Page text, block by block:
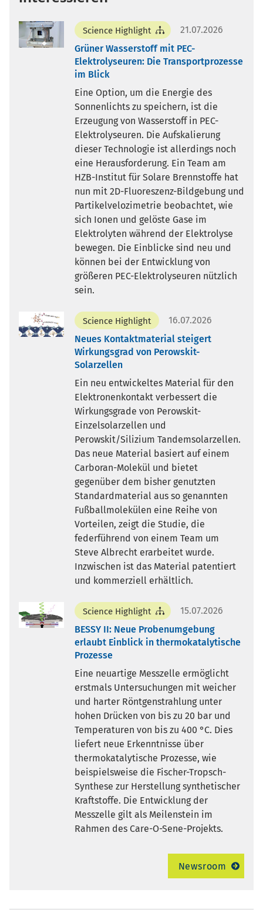
Science Highlight
21.07.2026
Grüner Wasserstoff mit PEC-
Elektrolyseuren: Die Transportprozesse
im Blick
Eine Option, um die Energie des
Sonnenlichts zu speichern, ist die
Erzeugung von Wasserstoff in PEC-
Elektrolyseuren. Die Aufskalierung
dieser Technologie ist allerdings noch
eine Herausforderung. Ein Team am
HZB-Institut für Solare Brennstoffe hat
nun mit 2D-Fluoreszenz-Bildgebung und
Partikelvelozimetrie beobachtet, wie
sich Ionen und gelöste Gase im
Elektrolyten während der Elektrolyse
bewegen. Die Einblicke sind neu und
können bei der Entwicklung von
größeren PEC-Elektrolyseuren nützlich
sein.
Science Highlight
16.07.2026
Neues Kontaktmaterial steigert
Wirkungsgrad von Perowskit-
Solarzellen
Ein neu entwickeltes Material für den
Elektronenkontakt verbessert die
Wirkungsgrade von Perowskit-
Einzelsolarzellen und
Perowskit/Silizium Tandemsolarzellen.
Das neue Material basiert auf einem
Carboran-Molekül und bietet
gegenüber dem bisher genutzten
Standardmaterial aus so genannten
Fußballmolekülen eine Reihe von
Vorteilen, zeigt die Studie, die
federführend von einem Team um
Steve Albrecht erarbeitet wurde.
Inzwischen ist das Material patentiert
und kommerziell erhältlich.
Science Highlight
15.07.2026
BESSY II: Neue Probenumgebung
erlaubt Einblick in thermokatalytische
Prozesse
Eine neuartige Messzelle ermöglicht
erstmals Untersuchungen mit weicher
und harter Röntgenstrahlung unter
hohen Drücken von bis zu 20 bar und
Temperaturen von bis zu 400 °C. Dies
liefert neue Erkenntnisse über
thermokatalytische Prozesse, wie
beispielsweise die Fischer-Tropsch-
Synthese zur Herstellung synthetischer
Kraftstoffe. Die Entwicklung der
Messzelle gilt als Meilenstein im
Rahmen des Care-O-Sene-Projekts.
Newsroom